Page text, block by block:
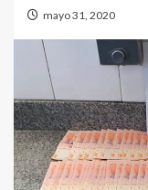
mayo 31, 2020